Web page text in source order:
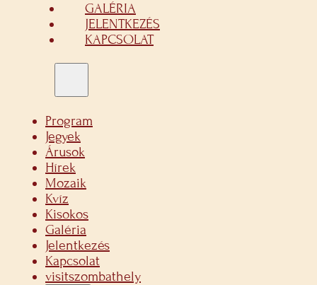
GALÉRIA
JELENTKEZÉS
KAPCSOLAT
Program
Jegyek
Árusok
Hírek
Mozaik
Kvíz
Kisokos
Galéria
Jelentkezés
Kapcsolat
visitszombathely